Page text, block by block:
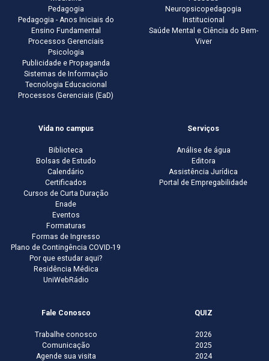
Pedagogia
Pedagogia - Anos Iniciais do
Ensino Fundamental
Processos Gerenciais
Psicologia
Publicidade e Propaganda
Sistemas de Informação
Tecnologia Educacional
Processos Gerenciais (EaD)
Neuropsicopedagogia
Institucional
Saúde Mental e Ciência do Bem-
Viver
Vida no campus
Biblioteca
Bolsas de Estudo
Calendário
Certificados
Cursos de Curta Duração
Enade
Eventos
Formaturas
Formas de Ingresso
Plano de Contingência COVID-19
Por que estudar aqui?
Residência Médica
UniWebRádio
Serviços
Análise de água
Editora
Assistência Jurídica
Portal de Empregabilidade
Fale Conosco
Trabalhe conosco
Comunicação
Agende sua visita
QUIZ
2026
2025
2024